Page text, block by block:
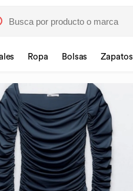
Ropa Bolsas Zapatos